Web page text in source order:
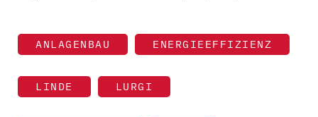
ANLAGENBAU ENERGIEEFFIZIENZ
LINDE LURGI